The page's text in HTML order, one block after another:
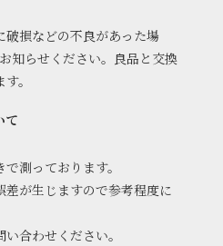
破損などの不良があった場
知らせください。良品と交換
。
て
測っております。
差が生じますので参考程度に
い合わせください。